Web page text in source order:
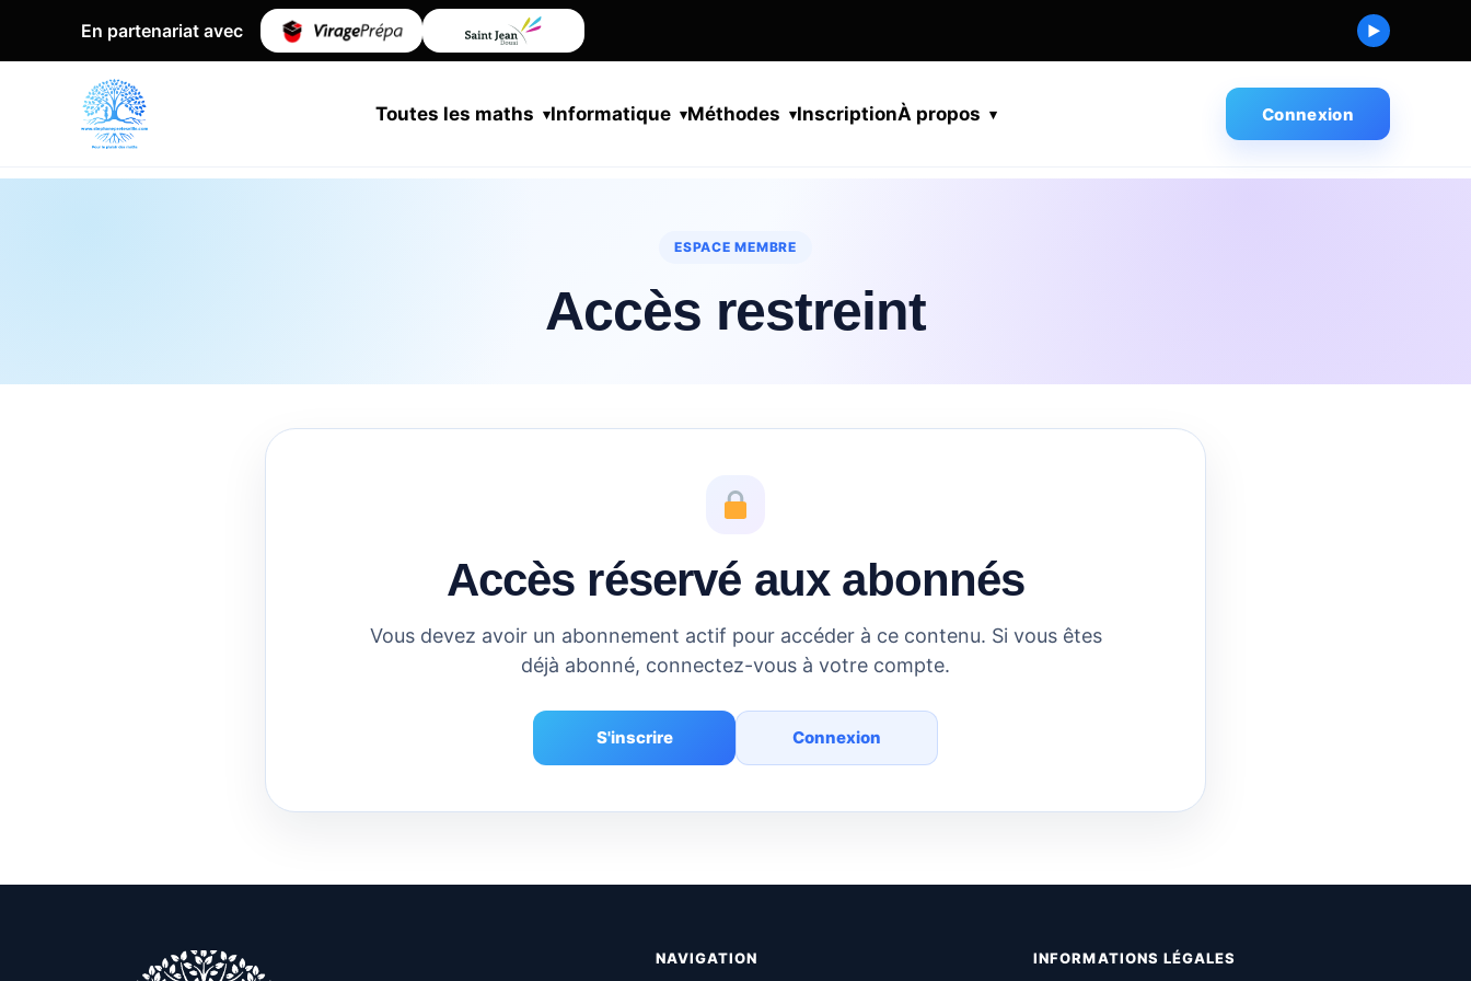
En partenariat avec ▶
Toutes les maths Informatique Méthodes InscriptionÀ propos Connexion
ESPACE MEMBRE
Accès restreint
Accès réservé aux abonnés
Vous devez avoir un abonnement actif pour accéder à ce contenu. Si vous êtes
déjà abonné, connectez-vous à votre compte.
S'inscrire Connexion
NAVIGATION INFORMATIONS LÉGALES